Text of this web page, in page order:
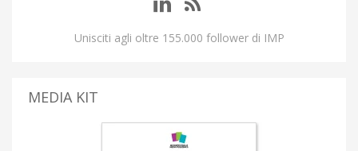
Unisciti agli oltre 155.000 follower di IMP
MEDIA KIT